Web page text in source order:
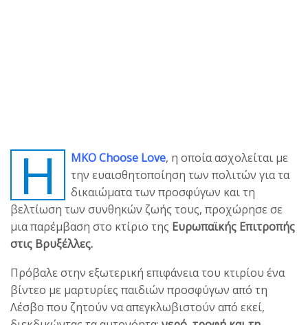
Η ΜΚΟ Choose Love, η οποία ασχολείται με
την ευαισθητοποίηση των πολιτών για τα
δικαιώματα των προσφύγων και τη
βελτίωση των συνθηκών ζωής τους, προχώρησε σε
μια παρέμβαση στο κτίριο της Ευρωπαϊκής Επιτροπής
στις Βρυξέλλες.
Πρόβαλε στην εξωτερική επιφάνεια του κτιρίου ένα
βίντεο με μαρτυρίες παιδιών προσφύγων από τη
Λέσβο που ζητούν να απεγκλωβιστούν από εκεί,